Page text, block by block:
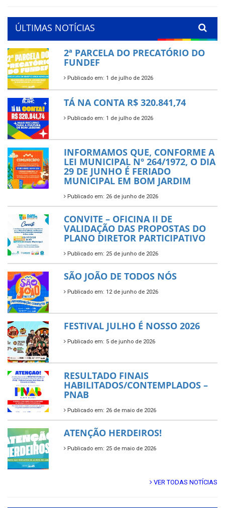
ÚLTIMAS NOTÍCIAS
2ª PARCELA DO PRECATÓRIO DO
FUNDEF
Publicado em: 1 de julho de 2026
TÁ NA CONTA R$ 320.841,74
Publicado em: 1 de julho de 2026
INFORMAMOS QUE, CONFORME A
LEI MUNICIPAL Nº 264/1972, O DIA
29 DE JUNHO É FERIADO
MUNICIPAL EM BOM JARDIM
Publicado em: 26 de junho de 2026
CONVITE – OFICINA II DE
VALIDAÇÃO DAS PROPOSTAS DO
PLANO DIRETOR PARTICIPATIVO
Publicado em: 25 de junho de 2026
SÃO JOÃO DE TODOS NÓS
Publicado em: 12 de junho de 2026
FESTIVAL JULHO É NOSSO 2026
Publicado em: 5 de junho de 2026
RESULTADO FINAIS
HABILITADOS/CONTEMPLADOS –
PNAB
Publicado em: 26 de maio de 2026
ATENÇÃO HERDEIROS!
Publicado em: 25 de maio de 2026
VER TODAS NOTÍCIAS